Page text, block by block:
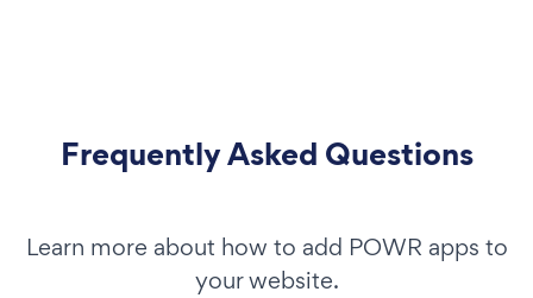
Frequently Asked Questions
Learn more about how to add POWR apps to
your website.